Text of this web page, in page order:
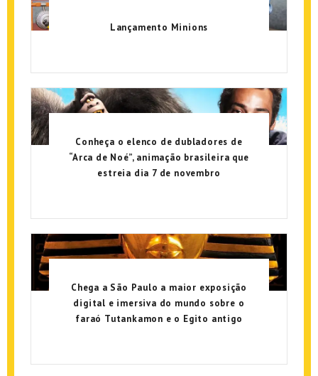
Lançamento Minions
Conheça o elenco de dubladores de
“Arca de Noé”, animação brasileira que
estreia dia 7 de novembro
Chega a São Paulo a maior exposição
digital e imersiva do mundo sobre o
faraó Tutankamon e o Egito antigo